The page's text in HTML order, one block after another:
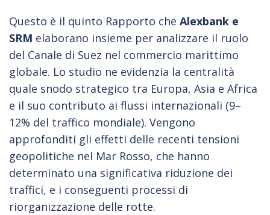
Questo è il quinto Rapporto che Alexbank e
SRM elaborano insieme per analizzare il ruolo
del Canale di Suez nel commercio marittimo
globale. Lo studio ne evidenzia la centralità
quale snodo strategico tra Europa, Asia e Africa
e il suo contributo ai flussi internazionali (9–
12% del traffico mondiale). Vengono
approfonditi gli effetti delle recenti tensioni
geopolitiche nel Mar Rosso, che hanno
determinato una significativa riduzione dei
traffici, e i conseguenti processi di
riorganizzazione delle rotte.